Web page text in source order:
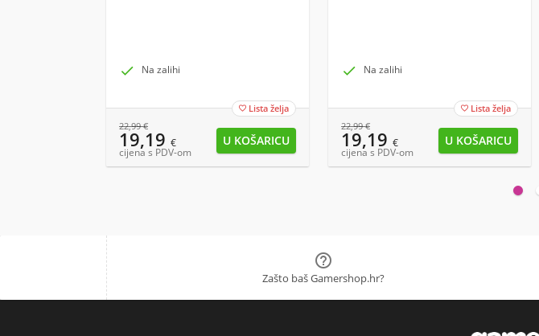
 Na zalihi
 Lista želja
22,99€
19,19 €
cijena s PDV-om
 Na zalihi
 Lista želja
22,99€
19,19 €
cijena s PDV-om

Zašto baš Gamershop.hr?